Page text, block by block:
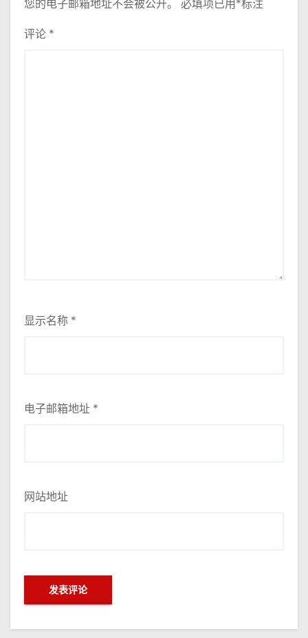
您的电子邮箱地址不会被公开。 必填项已用*标注
评论 *
显示名称 *
电子邮箱地址 *
网站地址